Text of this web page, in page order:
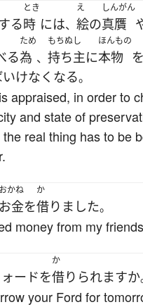
る
とき
時 には、
え
絵の
しんがん
真贋
る
ため
為 、
もちぬし
持ち主に
ほんもの
本物 を
けなく なる。
appraised, in order to
and state of
real thing has to be
おかね
お金を
か
借りました。
money from my
ードを
か
借りられますか
your Ford for